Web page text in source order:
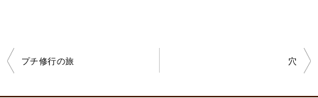
プチ修行の旅 穴